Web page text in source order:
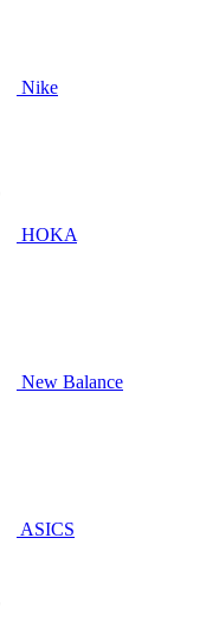
Nike
HOKA
New Balance
ASICS